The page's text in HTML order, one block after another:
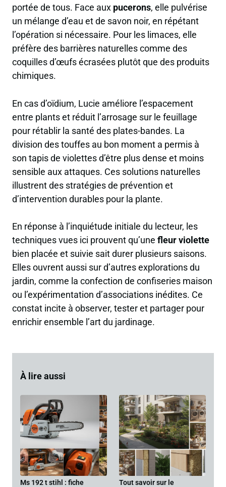
portée de tous. Face aux pucerons, elle pulvérise
un mélange d’eau et de savon noir, en répétant
l’opération si nécessaire. Pour les limaces, elle
préfère des barrières naturelles comme des
coquilles d’œufs écrasées plutôt que des produits
chimiques.
En cas d’oïdium, Lucie améliore l’espacement
entre plants et réduit l’arrosage sur le feuillage
pour rétablir la santé des plates-bandes. La
division des touffes au bon moment a permis à
son tapis de violettes d’être plus dense et moins
sensible aux attaques. Ces solutions naturelles
illustrent des stratégies de prévention et
d’intervention durables pour la plante.
En réponse à l’inquiétude initiale du lecteur, les
techniques vues ici prouvent qu’une fleur violette
bien placée et suivie sait durer plusieurs saisons.
Elles ouvrent aussi sur d’autres explorations du
jardin, comme la confection de confiseries maison
ou l’expérimentation d’associations inédites. Ce
constat incite à observer, tester et partager pour
enrichir ensemble l’art du jardinage.
À lire aussi
Ms 192 t stihl : fiche
Tout savoir sur le